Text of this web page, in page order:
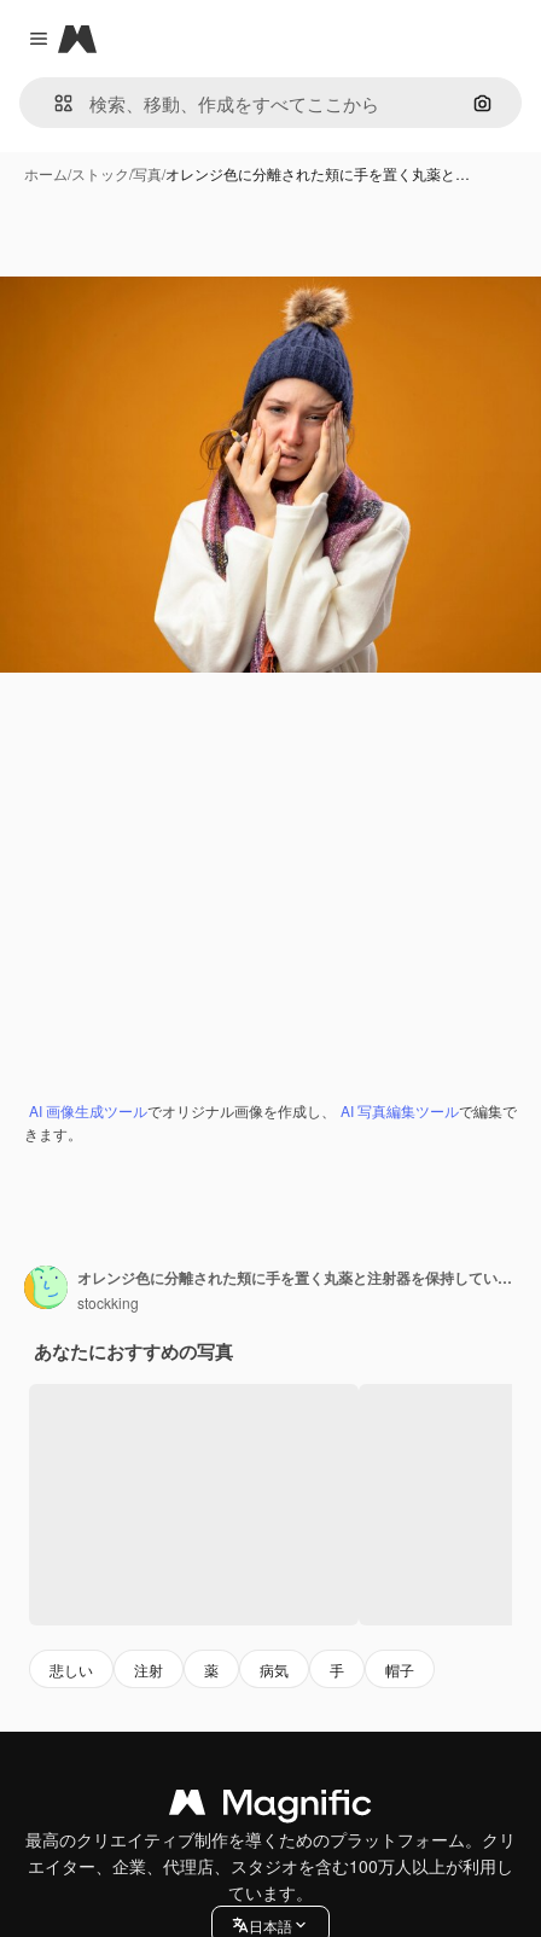
Close menu
Magnific
画像で
ホーム/ストック/写真/オレンジ色に分離された頬に手を置く丸薬と…
AI 画像生成ツールでオリジナル画像を作成し、 AI 写真編集ツールで編集で
きます。
オレンジ色に分離された頬に手を置く丸薬と注射器を保持しているスカーフと白いローブと冬の帽子を身に着けている悲しい若い病気の女の子
stockking
あなたにおすすめの写真
悲しい 注射 薬 病気 手 帽子
最高のクリエイティブ制作を導くためのプラットフォーム。クリ
エイター、企業、代理店、スタジオを含む100万人以上が利用し
ています。
日本語